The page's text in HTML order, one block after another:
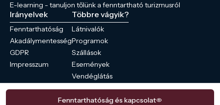
Fenntarthatóság és kapcsolat
E-learning - tanuljon tőlünk a fenntartható turizmusról
Irányelvek
Fenntarthatóság
Akadálymentesség
GDPR
Impresszum
Többre vágyik?
Látnivalók
Programok
Szállások
Események
Vendéglátás
Hírek